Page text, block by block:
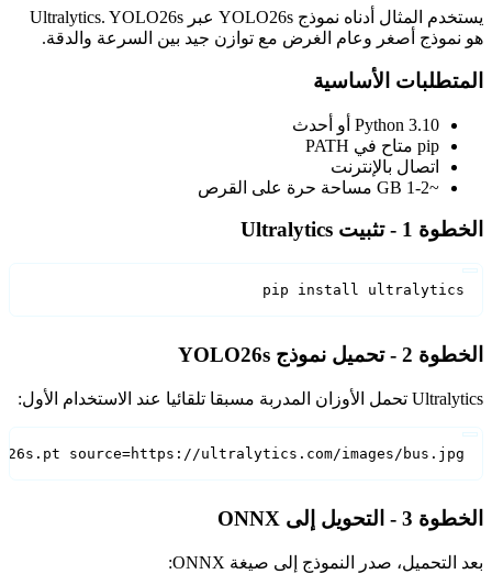
yolo detect